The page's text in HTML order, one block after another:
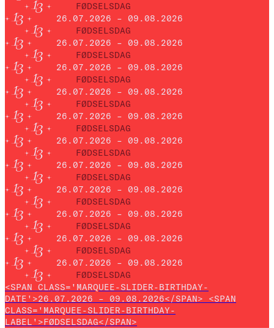
FØDSELSDAG
26.07.2026 – 09.08.2026
FØDSELSDAG
26.07.2026 – 09.08.2026
FØDSELSDAG
26.07.2026 – 09.08.2026
FØDSELSDAG
26.07.2026 – 09.08.2026
FØDSELSDAG
26.07.2026 – 09.08.2026
FØDSELSDAG
26.07.2026 – 09.08.2026
FØDSELSDAG
26.07.2026 – 09.08.2026
FØDSELSDAG
26.07.2026 – 09.08.2026
FØDSELSDAG
26.07.2026 – 09.08.2026
FØDSELSDAG
26.07.2026 – 09.08.2026
FØDSELSDAG
26.07.2026 – 09.08.2026
FØDSELSDAG
<SPAN CLASS='MARQUEE-SLIDER-BIRTHDAY-
DATE'>26.07.2026 – 09.08.2026</SPAN> <SPAN
CLASS='MARQUEE-SLIDER-BIRTHDAY-
LABEL'>FØDSELSDAG</SPAN>